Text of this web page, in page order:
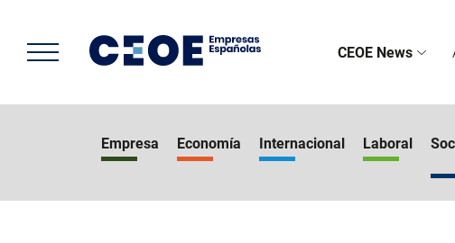
contenido
principal
CEOE News
Empresa Economía Internacional Laboral